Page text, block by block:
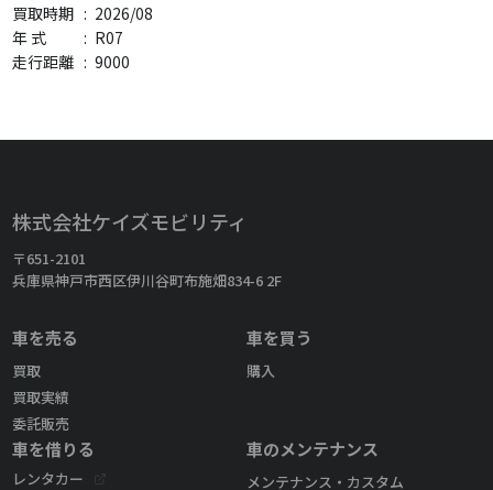
買取時期 : 2026/08
年 式
: R07
走行距離 : 9000
株式会社ケイズモビリティ
〒651-2101
兵庫県神戸市西区伊川谷町布施畑834-6 2F
車を売る
買取
買取実績
委託販売
車を買う
購入
車を借りる
レンタカー
車のメンテナンス
メンテナンス・カスタム